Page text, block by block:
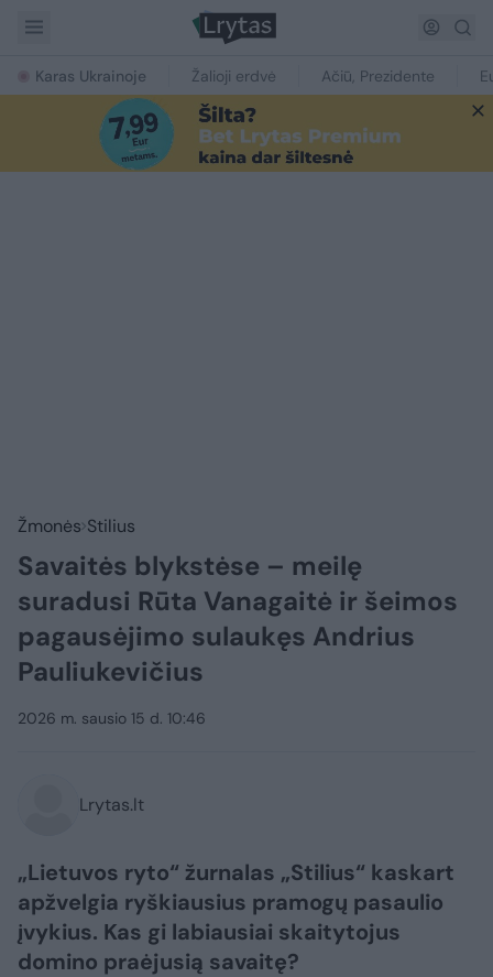
Karas Ukrainoje Žalioji erdvė Ačiū, Prezidente
Žmonės Stilius
Savaitės blykstėse – meilę
suradusi Rūta Vanagaitė ir šeimos
pagausėjimo sulaukęs Andrius
Pauliukevičius
2026 m. sausio 15 d. 10:46
Lrytas.lt
„Lietuvos ryto“ žurnalas „Stilius“ kaskart
apžvelgia ryškiausius pramogų pasaulio
įvykius. Kas gi labiausiai skaitytojus
domino praėjusią savaitę?